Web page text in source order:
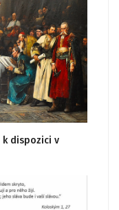
k dispozici v